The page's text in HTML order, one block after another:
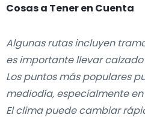
Cosas a Tener en Cuenta
Algunas rutas incluyen
es importante llevar
Los puntos más populares
mediodía, especialmente
El clima puede cambiar